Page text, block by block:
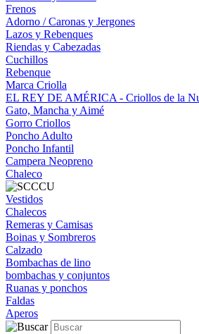
Frenos
Adorno / Caronas y Jergones
Lazos y Rebenques
Riendas y Cabezadas
Cuchillos
Rebenque
Marca Criolla
EL REY DE AMÉRICA - Criollos de la
Gato, Mancha y Aimé
Gorro Criollos
Poncho Adulto
Poncho Infantil
Campera Neopreno
Chaleco
Vestidos
Chalecos
Remeras y Camisas
Boinas y Sombreros
Calzado
Bombachas de lino
bombachas y conjuntos
Ruanas y ponchos
Faldas
Aperos